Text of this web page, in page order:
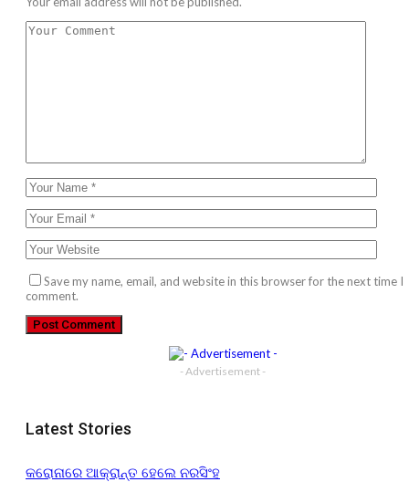
Save my name, email, and website in this browser for the next time I
comment.
- Advertisement -
Latest Stories
କରୋନାରେ ଆକ୍ରାନ୍ତ ହେଲେ ନରସିଂହ